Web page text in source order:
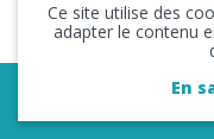
Copyright © 2026 La
Ce site utilise des
adapter le contenu
En